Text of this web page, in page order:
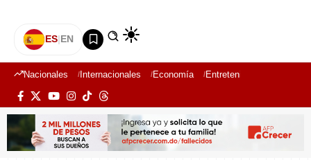
ES|EN
Nacionales Internacionales Economía Entretenimiento